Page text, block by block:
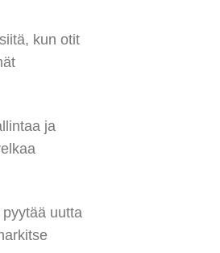
kun otit
ja
uutta